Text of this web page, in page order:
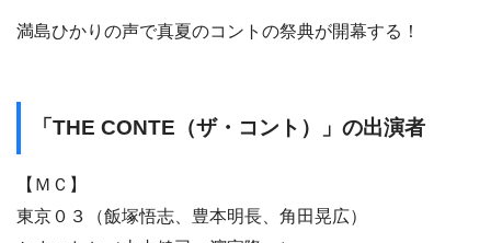
満島ひかりの声で真夏のコントの祭典が開幕する！
「THE CONTE（ザ・コント）」の出演者
【ＭＣ】
東京０３（飯塚悟志、豊本明長、角田晃広）